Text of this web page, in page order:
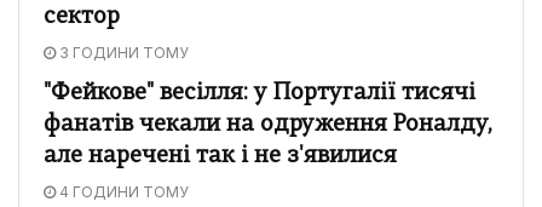
сектор
3 ГОДИНИ ТОМУ
"Фейкове" весілля: у Португалії тисячі
фанатів чекали на одруження Роналду,
але наречені так і не з'явилися
4 ГОДИНИ ТОМУ